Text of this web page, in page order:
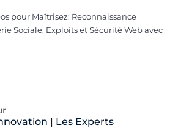
| Les Experts
pour Maîtrisez: Reconnaissance
Sociale, Exploits et Sécurité Web avec